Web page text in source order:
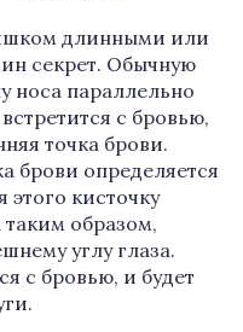
длинными или
секрет. Обычную
носа параллельно
с бровью,
точка брови.
брови определяется
кисточку
образом,
углу глаза.
с бровью, и будет